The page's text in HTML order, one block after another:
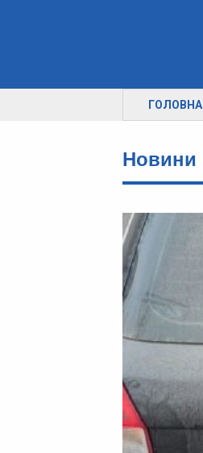
ГОЛОВНА
Новини